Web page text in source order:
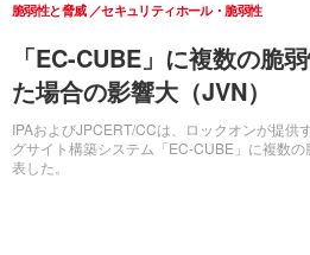
「EC-CUBE」に複数の脆
た場合の影響大（JVN）
IPAおよびJPCERT/CCは、ロックオンが提供
グサイト構築システム「EC-CUBE」に複数
表した。
脆弱性と脅威 セキュリティホール・脆弱性